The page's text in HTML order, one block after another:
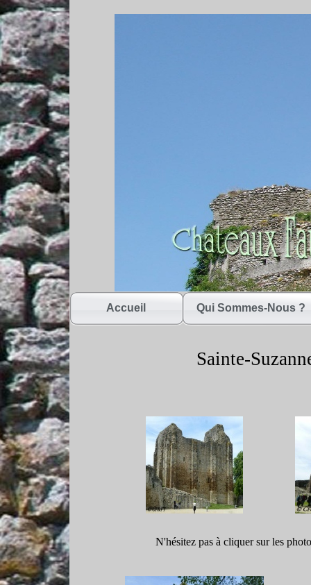
Accueil Qui Sommes-Nous ?
Sainte-
N'hésitez pas à cliquer sur les